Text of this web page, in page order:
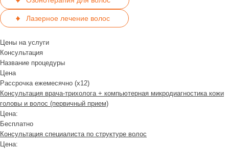
Лазерное лечение волос
Цены на услуги
Консультация
Название процедуры
Цена
Рассрочка ежемесячно (x12)
Консультация врача-трихолога + компьютерная микродиагностика кожи
головы и волос (первичный прием)
Цена:
Бесплатно
Консультация специалиста по структуре волос
Цена: